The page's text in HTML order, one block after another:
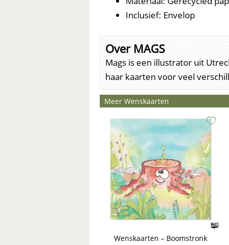
Inclusief: Envelop
Over MAGS
Mags is een illustrator uit
haar kaarten voor veel
Meer Wenskaarten
Wenskaarten – Boomstronk